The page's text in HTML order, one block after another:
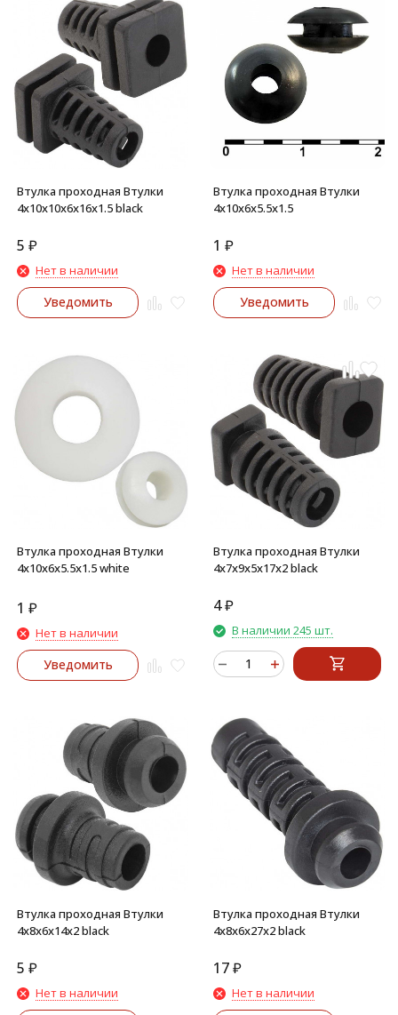
Втулка проходная Втулки
4х10х10х6х16х1.5 black
5 ₽
Нет в наличии
Уведомить
Втулка проходная Втулки
4х10х6х5.5х1.5
1 ₽
Нет в наличии
Уведомить
Втулка проходная Втулки
4х10х6х5.5х1.5 white
1 ₽
Нет в наличии
Уведомить
Втулка проходная Втулки
4х7х9х5х17х2 black
4₽
В наличии 245 шт.
Втулка проходная Втулки
4х8х6х14х2 black
5 ₽
Нет в наличии
Втулка проходная Втулки
4х8х6х27х2 black
17₽
Нет в наличии